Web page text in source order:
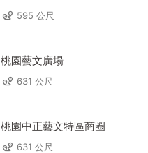
595 公尺
桃園藝文廣場
631 公尺
桃園中正藝文特區商圈
631 公尺
有事問小桃，一起遊桃園